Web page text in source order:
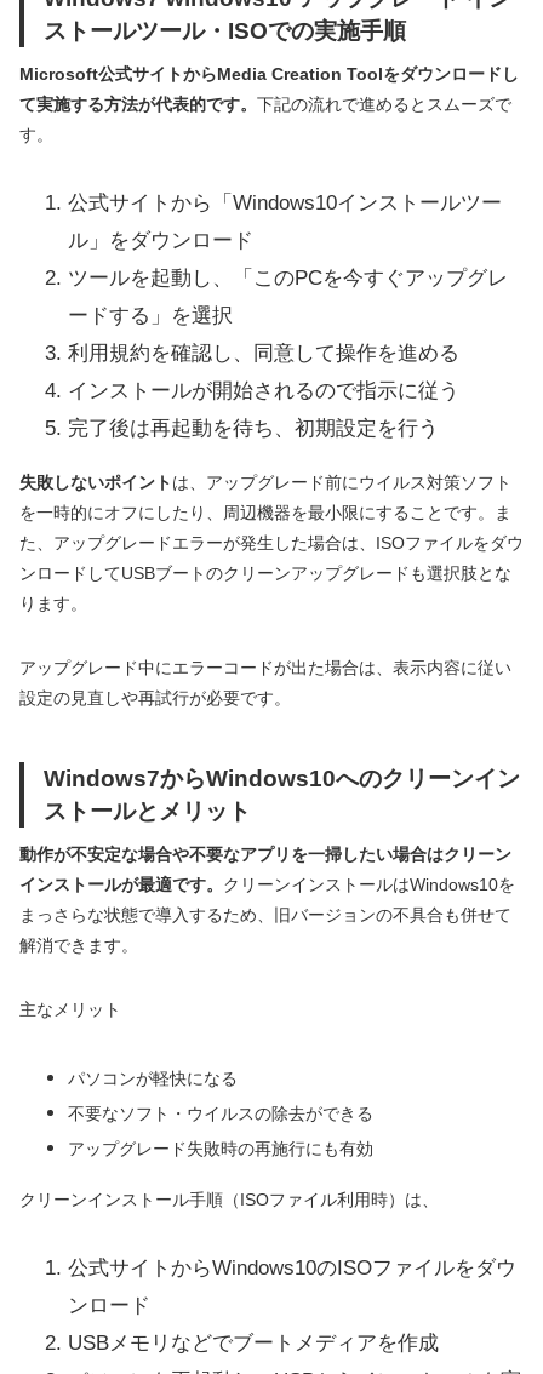
ストールツール・ISOでの実施手順
Microsoft公式サイトからMedia Creation Toolをダウンロードし
て実施する方法が代表的です。 下記の流れで進めるとスムーズで
す。
公式サイトから「Windows10インストールツー
ル」をダウンロード
ツールを起動し、「このPCを今すぐアップグレ
ードする」を選択
利用規約を確認し、同意して操作を進める
インストールが開始されるので指示に従う
完了後は再起動を待ち、初期設定を行う
失敗しないポイントは、アップグレード前にウイルス対策ソフト
を一時的にオフにしたり、周辺機器を最小限にすることです。ま
た、アップグレードエラーが発生した場合は、ISOファイルをダウ
ンロードしてUSBブートのクリーンアップグレードも選択肢とな
ります。
アップグレード中にエラーコードが出た場合は、表示内容に従い
設定の見直しや再試行が必要です。
Windows7からWindows10へのクリーンイン
ストールとメリット
動作が不安定な場合や不要なアプリを一掃したい場合はクリーン
インストールが最適です。 クリーンインストールはWindows10を
まっさらな状態で導入するため、旧バージョンの不具合も併せて
解消できます。
主なメリット
パソコンが軽快になる
不要なソフト・ウイルスの除去ができる
アップグレード失敗時の再施行にも有効
クリーンインストール手順（ISOファイル利用時）は、
公式サイトからWindows10のISOファイルをダウ
ンロード
USBメモリなどでブートメディアを作成